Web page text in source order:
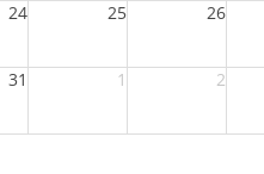
24 25 26
31 1 2